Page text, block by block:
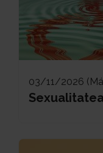
03/11/2026